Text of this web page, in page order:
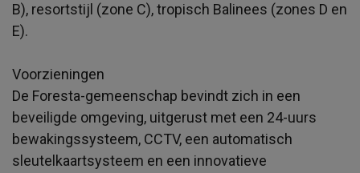
B), resortstijl (zone C), tropisch Balinees (zones D en
E).
Voorzieningen
De Foresta-gemeenschap bevindt zich in een
beveiligde omgeving, uitgerust met een 24-uurs
bewakingssysteem, CCTV, een automatisch
sleutelkaartsysteem en een innovatieve